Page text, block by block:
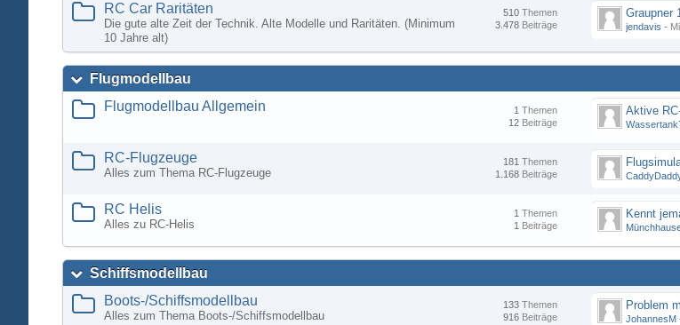
RC Car Raritäten
Die gute alte Zeit der Technik. Alte Modelle und Raritäten. (Minimum
10 Jahre alt)
Themen
510
Beiträge
3.478
Graupner
jendavis -
Flugmodellbau
Flugmodellbau Allgemein
Themen
1
Beiträge
12
Aktive
RC-Flugzeuge
Alles zum Thema RC-Flugzeuge
Themen
181
Beiträge
1.168
RC Helis
Alles zu RC-Helis
Themen
1
Beiträge
1
Kennt
Schiffsmodellbau
Boots-/Schiffsmodellbau
Alles zum Thema Boots-/Schiffsmodellbau
Themen
133
Beiträge
916 JohannesM